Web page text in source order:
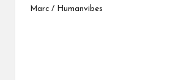
Marc / Humanvibes